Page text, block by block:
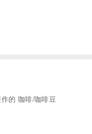
的 咖啡/咖啡豆